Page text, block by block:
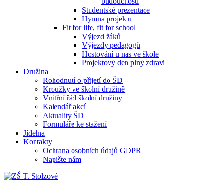
Studentské prezentace
Hymna projektu
Fit for life, fit for school
Výjezd žáků
Výjezdy pedagogů
Hostování u nás ve škole
Projektový den plný zdraví
Družina
Rohodnutí o přijetí do ŠD
Kroužky ve školní družině
Vnitřní řád školní družiny
Kalendář akcí
Aktuality ŠD
Formuláře ke stažení
Jídelna
Kontakty
Ochrana osobních údajů GDPR
Napište nám